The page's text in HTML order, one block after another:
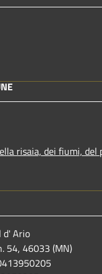
risaia, dei fiumi, del
d' Ario
54, 46033 (MN)